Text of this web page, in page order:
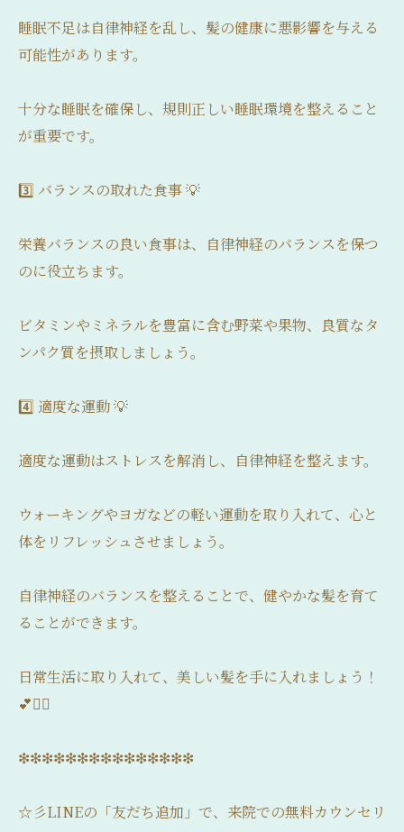
睡眠不足は自律神経を乱し、髪の健康に悪影響を与える
可能性があります。
十分な睡眠を確保し、規則正しい睡眠環境を整えること
が重要です。
3️⃣ バランスの取れた食事 💡
栄養バランスの良い食事は、自律神経のバランスを保つ
のに役立ちます。
ビタミンやミネラルを豊富に含む野菜や果物、良質なタ
ンパク質を摂取しましょう。
4️⃣ 適度な運動 💡
適度な運動はストレスを解消し、自律神経を整えます。
ウォーキングやヨガなどの軽い運動を取り入れて、心と
体をリフレッシュさせましょう。
自律神経のバランスを整えることで、健やかな髪を育て
ることができます。
日常生活に取り入れて、美しい髪を手に入れましょう！
💕💇‍♀️
❇❇❇❇❇❇❇❇❇❇❇❇❇❇❇
☆彡LINEの「友だち追加」で、来院での無料カウンセリ